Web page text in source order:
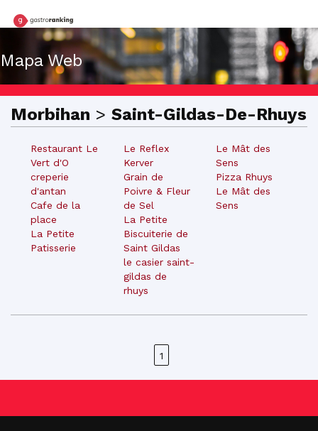
Mapa Web
Morbihan > Saint-Gildas-De-Rhuys
Restaurant Le
Vert d'O
creperie
d'antan
Cafe de la
place
La Petite
Patisserie
Le Reflex
Kerver
Grain de
Poivre & Fleur
de Sel
La Petite
Biscuiterie de
Saint Gildas
le casier saint-
gildas de
rhuys
Le Mât des
Sens
Pizza Rhuys
Le Mât des
Sens
1